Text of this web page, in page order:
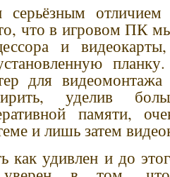
серьёзным
что в игровом ПК
и
для
уделив
памяти,
и лишь затем
как удивлен и до